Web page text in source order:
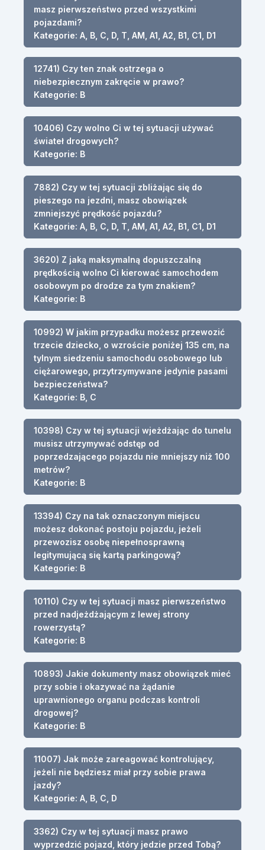
masz pierwszeństwo przed wszystkimi
pojazdami?
Kategorie: A, B, C, D, T, AM, A1, A2, B1, C1, D1
12741) Czy ten znak ostrzega o
niebezpiecznym zakręcie w prawo?
Kategorie: B
10406) Czy wolno Ci w tej sytuacji używać
świateł drogowych?
Kategorie: B
7882) Czy w tej sytuacji zbliżając się do
pieszego na jezdni, masz obowiązek
zmniejszyć prędkość pojazdu?
Kategorie: A, B, C, D, T, AM, A1, A2, B1, C1, D1
3620) Z jaką maksymalną dopuszczalną
prędkością wolno Ci kierować samochodem
osobowym po drodze za tym znakiem?
Kategorie: B
10992) W jakim przypadku możesz przewozić
trzecie dziecko, o wzroście poniżej 135 cm, na
tylnym siedzeniu samochodu osobowego lub
ciężarowego, przytrzymywane jedynie pasami
bezpieczeństwa?
Kategorie: B, C
10398) Czy w tej sytuacji wjeżdżając do tunelu
musisz utrzymywać odstęp od
poprzedzającego pojazdu nie mniejszy niż 100
metrów?
Kategorie: B
13394) Czy na tak oznaczonym miejscu
możesz dokonać postoju pojazdu, jeżeli
przewozisz osobę niepełnosprawną
legitymującą się kartą parkingową?
Kategorie: B
10110) Czy w tej sytuacji masz pierwszeństwo
przed nadjeżdżającym z lewej strony
rowerzystą?
Kategorie: B
10893) Jakie dokumenty masz obowiązek mieć
przy sobie i okazywać na żądanie
uprawnionego organu podczas kontroli
drogowej?
Kategorie: B
11007) Jak może zareagować kontrolujący,
jeżeli nie będziesz miał przy sobie prawa
jazdy?
Kategorie: A, B, C, D
3362) Czy w tej sytuacji masz prawo
wyprzedzić pojazd, który jedzie przed Tobą?